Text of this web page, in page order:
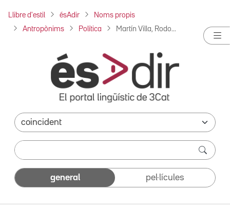
Llibre d'estil ésAdir Noms propis
Antropònims Política Martín Villa, Rodo...
general pel·lícules